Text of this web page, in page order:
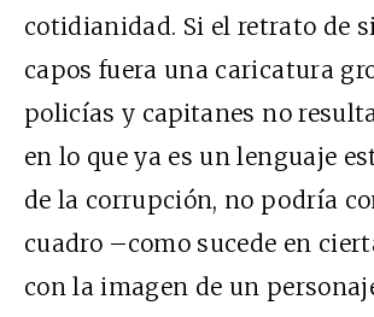
cotidianidad. Si el retrato de
capos fuera una caricatura
policías y capitanes no
en lo que ya es un lenguaje
de la corrupción, no podría
cuadro –como sucede en
con la imagen de un